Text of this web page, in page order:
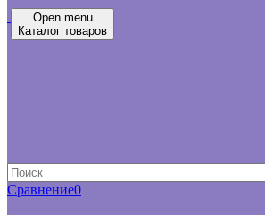
Open menu
Каталог товаров
Сравнение0